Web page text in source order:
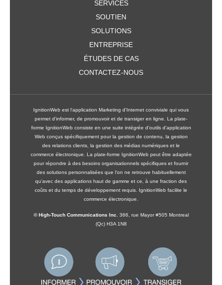
SERVICES
SOUTIEN
SOLUTIONS
ENTREPRISE
ÉTUDES DE CAS
CONTACTEZ-NOUS
IgnitionWeb est l'application Marketing d'Internet conviviale qui vous
permet d'informer, de promouvoir et de transiger en ligne. La plate-
forme IgnitionWeb consiste en une suite intégrée d'outils d'application
Web conçus spécifiquement pour la gestion de contenu, la gestion
des relations clients, la gestion des médias numériques et le
commerce électronique. La plate-forme IgnitionWeb peut être adaptée
pour répondre à des besoins organisationnels spécifiques et fournir
des solutions personnalisées que l'on ne retrouve habituellement
qu'avec des applications haut de gamme et ce, à une fraction des
coûts et du temps de développement requis. IgnitionWeb facilite le
commerce électronique.
© High-Touch Communications Inc.
366, rue Mayor #505 Montreal
(Qc) H3A 1N8